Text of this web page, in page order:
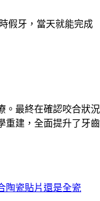
假牙，當天就能完成
。最終在確認咬合狀況
重建，全面提升了牙齒
陶瓷貼片還是全瓷